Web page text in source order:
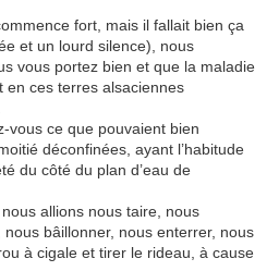
fort, mais il fallait bien ça
et un lourd silence), nous
vous portez bien et que la maladie
en ces terres alsaciennes
vous ce que pouvaient bien
déconfinées, ayant l’habitude
du côté du plan d’eau de
allions nous taire, nous
bâillonner, nous enterrer, nous
à cigale et tirer le rideau, à cause